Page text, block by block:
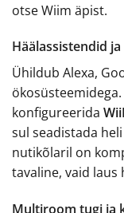
otse Wiim äpist.
Häälassistendid
Ühildub Alexa,
konfigureerida
sul seadistada
nutikõlaril on
tavaline, vaid
Multiroom tugi ja